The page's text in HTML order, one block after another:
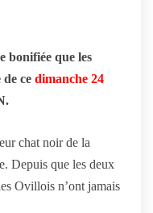
bonifiée que les
ce dimanche 24
chat noir de la
Depuis que les deux
Ovillois n’ont jamais